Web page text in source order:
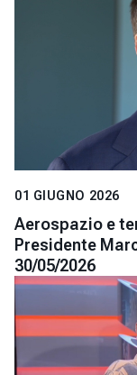
01 GIUGNO 2026
Aerospazio e
Presidente
30/05/2026